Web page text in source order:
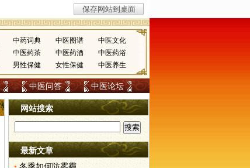
中药词典 中医图谱
中医文化
中医药茶 中医药酒
中医药浴
男性保健 女性保健 中医养生
中医问答 中医论坛
网站搜索
最新文章